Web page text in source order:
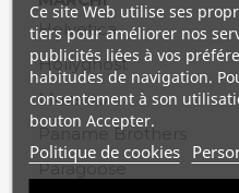
Helvetica
Hollyghost
Mazalito
Paname Brothers
Paragoose
Ce site Web utilise ses
tiers pour améliorer nos
publicités liées à vos
habitudes de navigation.
consentement à son
bouton Accepter.
Politique de cookies